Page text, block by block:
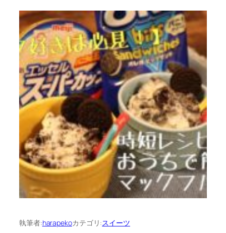
執筆者:harapekoカテゴリ:スイーツ